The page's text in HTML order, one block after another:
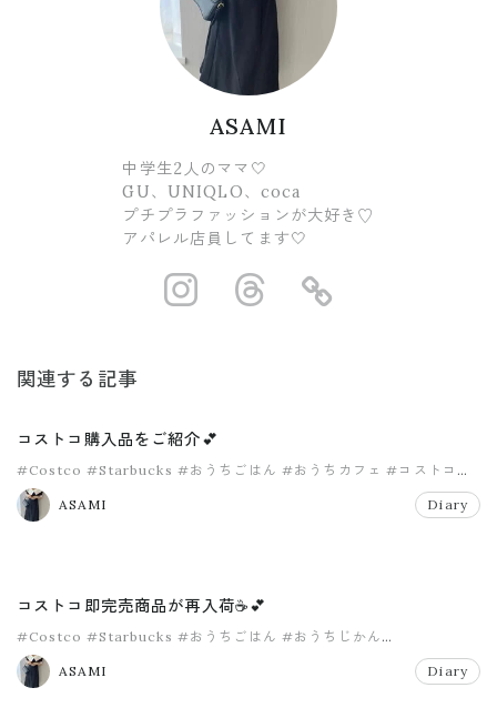
ASAMI
中学生2人のママ🤍
GU、UNIQLO、coca
プチプラファッションが大好き♡
アパレル店員してます🤍
https://https://
関連する記事
コストコ購入品をご紹介💕
#Costco #Starbucks #おうちごはん #おうちカフェ #コストコ
#コストコ購入品
ASAMI
Diary
コストコ即完売商品が再入荷☕️💕
#Costco #Starbucks #おうちごはん #おうちじかん
#おうちカフェ
ASAMI
Diary